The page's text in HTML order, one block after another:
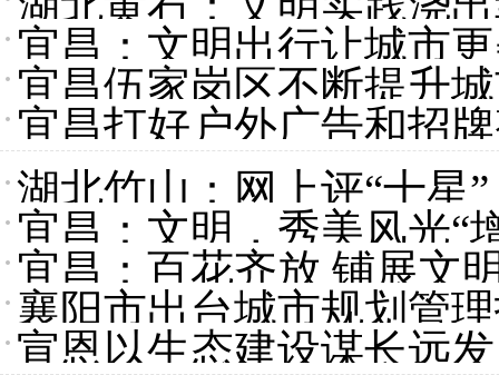
宜昌：文明出行让城市
宜昌伍家岗区不断提升
宜昌打好户外广告和招
湖北竹山：网上评“十星
宜昌：文明，秀美风光“
宜昌：百花齐放 铺展文
襄阳市出台城市规划管
宣恩以生态建设谋长远